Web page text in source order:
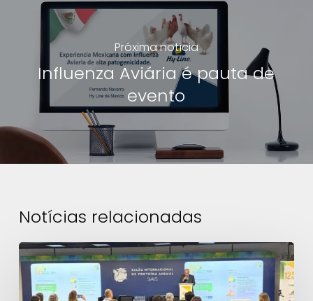
Próxima notícia
Influenza Aviária é pauta de
evento
Notícias relacionadas
12º
Diálogo
Técnico